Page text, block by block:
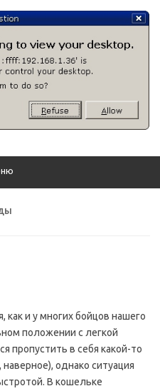
как и у многих бойцов нашего
положении с легкой
в себя какой-то
однако ситуация
В кошельке